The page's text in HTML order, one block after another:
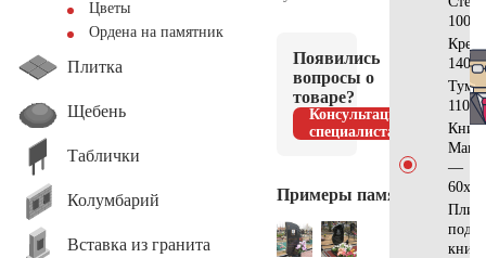
Цветы
Ордена на памятник
Плитка
Щебень
Таблички
Колумбарий
Вставка из гранита
Появились
вопросы о
товаре?
Консультация
специалиста
Примеры памятников
—
под